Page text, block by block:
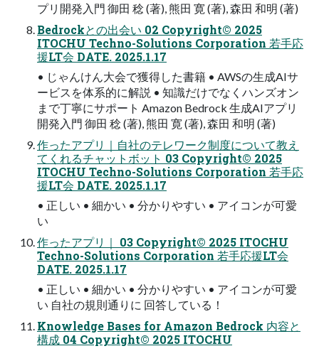
プリ開発入門 御田 稔 (著), 熊田 寛 (著), 森田 和明 (著)
Bedrockとの出会い 02 Copyright© 2025
ITOCHU Techno-Solutions Corporation 若手応
援LT会 DATE. 2025.1.17
• じゃんけん大会で獲得した書籍 • AWSの生成AIサ
ービスを体系的に解説 • 知識だけでなくハンズオン
まで丁寧にサポート Amazon Bedrock 生成AIアプリ
開発入門 御田 稔 (著), 熊田 寛 (著), 森田 和明 (著)
作ったアプリ｜自社のテレワーク制度について教え
てくれるチャットボット 03 Copyright© 2025
ITOCHU Techno-Solutions Corporation 若手応
援LT会 DATE. 2025.1.17
• 正しい • 細かい • 分かりやすい • アイコンが可愛
い
作ったアプリ｜ 03 Copyright© 2025 ITOCHU
Techno-Solutions Corporation 若手応援LT会
DATE. 2025.1.17
• 正しい • 細かい • 分かりやすい • アイコンが可愛
い 自社の規則通りに 回答している！
Knowledge Bases for Amazon Bedrock 内容と
構成 04 Copyright© 2025 ITOCHU